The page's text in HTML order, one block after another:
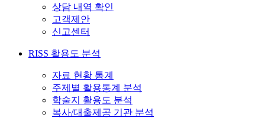
상담 내역 확인
고객제안
신고센터
RISS 활용도 분석
자료 현황 통계
주제별 활용통계 분석
학술지 활용도 분석
복사/대출제공 기관 분석